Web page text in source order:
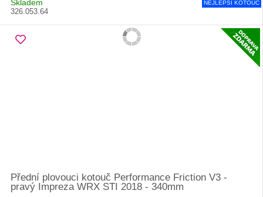
Skladem
326.053.64
NEJLEPŠÍ KOTOUČ
Přední plovouci kotouč Performance Friction V3 -
pravý Impreza WRX STI 2018 - 340mm